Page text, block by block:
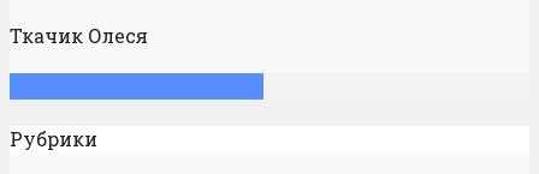
Ткачик Олеся
Рубрики